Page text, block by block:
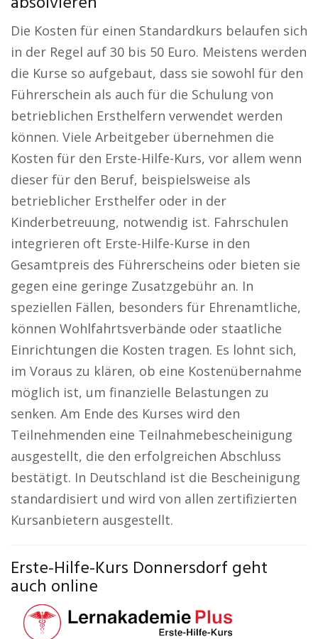
Die Kosten für einen Standardkurs belaufen sich
in der Regel auf 30 bis 50 Euro. Meistens werden
die Kurse so aufgebaut, dass sie sowohl für den
Führerschein als auch für die Schulung von
betrieblichen Ersthelfern verwendet werden
können. Viele Arbeitgeber übernehmen die
Kosten für den Erste-Hilfe-Kurs, vor allem wenn
dieser für den Beruf, beispielsweise als
betrieblicher Ersthelfer oder in der
Kinderbetreuung, notwendig ist. Fahrschulen
integrieren oft Erste-Hilfe-Kurse in den
Gesamtpreis des Führerscheins oder bieten sie
gegen eine geringe Zusatzgebühr an. In
speziellen Fällen, besonders für Ehrenamtliche,
können Wohlfahrtsverbände oder staatliche
Einrichtungen die Kosten tragen. Es lohnt sich,
im Voraus zu klären, ob eine Kostenübernahme
möglich ist, um finanzielle Belastungen zu
senken. Am Ende des Kurses wird den
Teilnehmenden eine Teilnahmebescheinigung
ausgestellt, die den erfolgreichen Abschluss
bestätigt. In Deutschland ist die Bescheinigung
standardisiert und wird von allen zertifizierten
Kursanbietern ausgestellt.
Erste-Hilfe-Kurs Donnersdorf geht
auch online